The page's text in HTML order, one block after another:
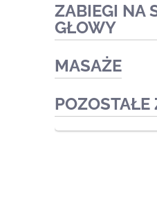
Zabiegi
Zabiegi medyczne
ZABIEGI NA
GŁOWY
MASAŻE
POZOSTAŁE